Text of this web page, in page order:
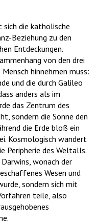
die katholische
Beziehung zu den
Entdeckungen.
von den drei
hinnehmen muss:
und die durch Galileo
anders als im
das Zentrum des
sondern die Sonne den
die Erde bloß ein
Kosmologisch wandert
Peripherie des Weltalls.
wonach der
Wesen und
sondern sich mit
teile, also